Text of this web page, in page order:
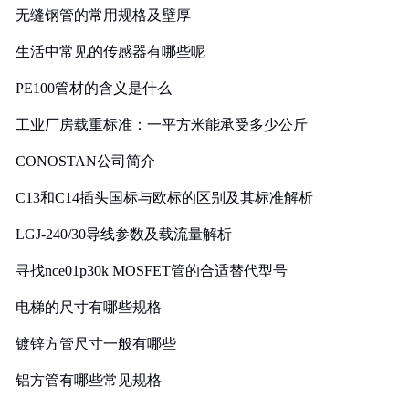
无缝钢管的常用规格及壁厚
生活中常见的传感器有哪些呢
PE100管材的含义是什么
工业厂房载重标准：一平方米能承受多少公斤
CONOSTAN公司简介
C13和C14插头国标与欧标的区别及其标准解析
LGJ-240/30导线参数及载流量解析
寻找nce01p30k MOSFET管的合适替代型号
电梯的尺寸有哪些规格
镀锌方管尺寸一般有哪些
铝方管有哪些常见规格